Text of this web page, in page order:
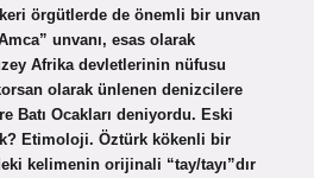
örgütlerde de önemli bir unvan
unvanı, esas olarak
Afrika devletlerinin nüfusu
olarak ünlenen denizcilere
Batı Ocakları deniyordu. Eski
Etimoloji. Öztürk kökenli bir
kelimenin orijinali “tay/tayı”dır